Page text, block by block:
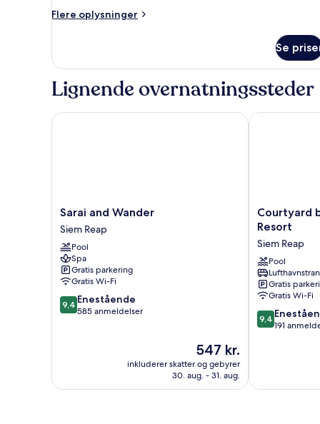
Flere oplysninger
Flere
Villa
Se
Lignende overnatningssteder
Sarai
and
Wander
Siem
Reap
Sarai and Wander
Siem Reap
Pool
Spa
Gratis parkering
Gratis Wi-Fi
9.4
ud
9,4 Enestående
585 anmeldelser
Prisen
er
547 kr.
547 kr.
inkluderer skatter og gebyrer
30. aug. - 31. aug.
Sarai and Wander
Courtyard
by
Siem
Reap
Resort
Siem
Reap
Courtyard
Resort
Siem Reap
Pool
Gratis
Gratis Wi-Fi
9.4
ud
anmeldelser
9,4
191
Courtyard by